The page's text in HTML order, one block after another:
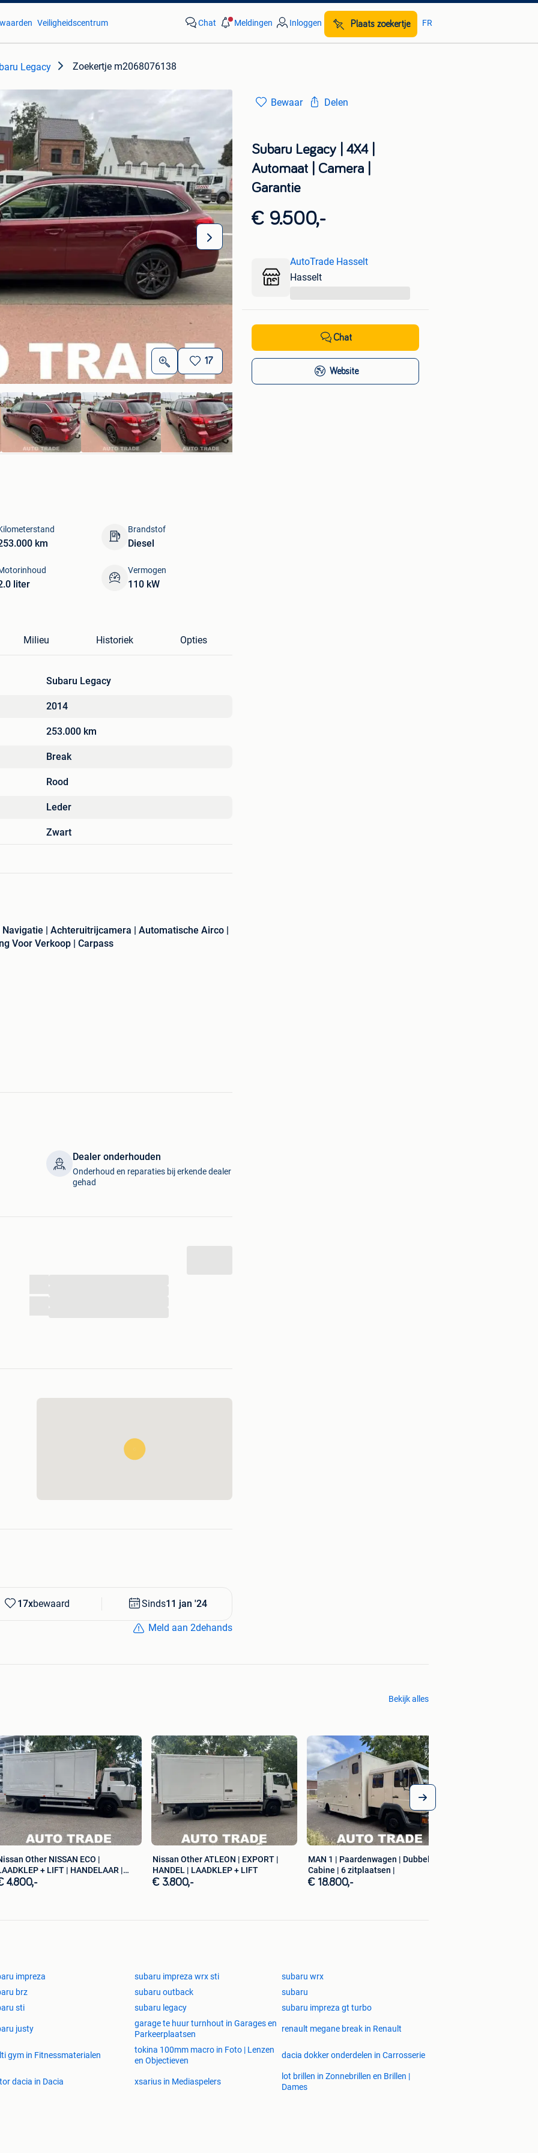
Veiligheidscentrum Chat Meldingen Inloggen Plaats zoekertje FR
Legacy Zoekertje m2068076138
17
km
Brandstof
Diesel
liter
Vermogen
110 kW
Milieu Historiek Opties
Subaru Legacy
2014
253.000 km
Break
Rood
Leder
Zwart
| Achteruitrijcamera | Automatische Airco |
Voor Verkoop | Carpass
met Carpass
om ons volledige assortiment en soortgelijke
Dealer onderhouden
Onderhoud en reparaties bij erkende dealer
gehad
17xbewaard Sinds11 jan '24
Meld aan 2dehands
Bewaar Delen
Subaru Legacy | 4X4 |
Automaat | Camera |
Garantie
€ 9.500,-
AutoTrade Hasselt
Hasselt
Chat
Website
Bekijk alles
Other NISSAN ECO |
+ LIFT | HANDELAAR |
4.800,-
Nissan Other ATLEON | EXPORT |
HANDEL | LAADKLEP + LIFT
€ 3.800,-
MAN 1 | Paardenwagen | Dubbele
Cabine | 6 zitplaatsen |
€ 18.800,-
impreza subaru impreza wrx sti
subaru wrx
brz subaru outback
subaru
sti subaru legacy subaru impreza gt turbo
justy
garage te huur turnhout in Garages en
Parkeerplaatsen
renault megane break in Renault
gym in Fitnessmaterialen
tokina 100mm macro in Foto | Lenzen
en Objectieven
dacia dokker onderdelen in Carrosserie
dacia in Dacia xsarius in Mediaspelers
lot brillen in Zonnebrillen en Brillen |
Dames